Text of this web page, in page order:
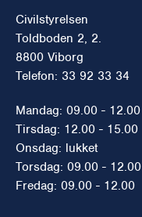
Civilstyrelsen
Toldboden 2, 2.
8800 Viborg
Telefon: 33 92 33 34
Mandag: 09.00 - 12.00
Tirsdag: 12.00 - 15.00
Onsdag: lukket
Torsdag: 09.00 - 12.00
Fredag: 09.00 - 12.00